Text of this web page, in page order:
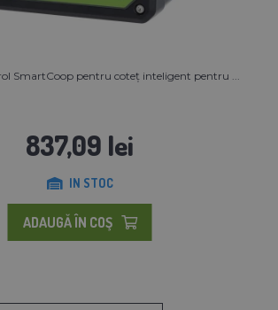
SmartCoop pentru coteț inteligent pentru ...
837,09 lei
IN STOC
ADAUGĂ ÎN COŞ